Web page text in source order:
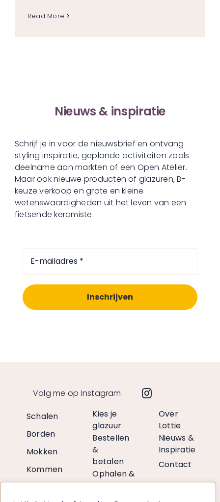
Read More
Nieuws & inspiratie
Schrijf je in voor de nieuwsbrief en ontvang
styling inspiratie, geplande activiteiten zoals
deelname aan markten of een Open Atelier.
Maar ook nieuwe producten of glazuren, B-
keuze verkoop en grote en kleine
wetenswaardigheden uit het leven van een
fietsende keramiste.
Volg me op Instagram:
Schalen
Borden
Mokken
Kommen
Kies je
glazuur
Bestellen
&
betalen
Ophalen &
verzenden
Over
Lottie
Nieuws &
Inspiratie
Contact